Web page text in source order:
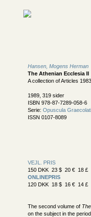
Hansen, Mogens Herman
The Athenian Ecclesia II
A collection of Articles
1989, 319 sider
ISBN 978-87-7289-058-6
Serie: Opuscula
ISSN 0107-8089
VEJL. PRIS
150 DKK 23 $ 20 € 18 £
ONLINEPRIS
120 DKK 18 $ 16 € 14 £
The second volume of
on the subject in the